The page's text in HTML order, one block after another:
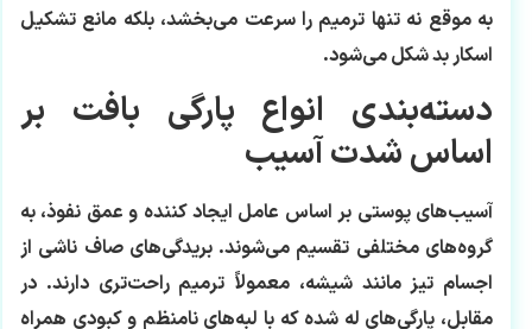
به موقع نه تنها ترمیم را سرعت می‌بخشد، بلکه مانع تشکیل
اسکار بد شکل می‌شود.
دسته‌بندی انواع پارگی بافت بر
اساس شدت آسیب
آسیب‌های پوستی بر اساس عامل ایجاد کننده و عمق نفوذ، به
گروه‌های مختلفی تقسیم می‌شوند. بریدگی‌های صاف ناشی از
اجسام تیز مانند شیشه، معمولاً ترمیم راحت‌تری دارند. در
مقابل، پارگی‌های له شده که با لبه‌های نامنظم و کبودی همراه